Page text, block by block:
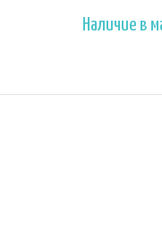
Наличие в